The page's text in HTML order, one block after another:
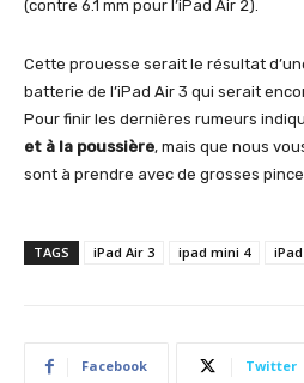
(contre 6.1 mm pour l’iPad Air 2).
Cette prouesse serait le résultat
batterie de l’iPad Air 3 qui serait
Pour finir les dernières rumeurs
et à la poussière, mais que nous
sont à prendre avec de grosses
TAGS iPad Air 3 ipad mini 4
Facebook Twitter